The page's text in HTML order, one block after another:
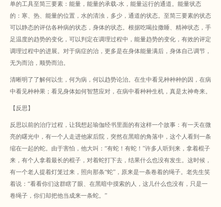
单的工具至简三要素：能量，能量的承载-水，能量运行的通道。能量状态
的：寒、热、能量的位置，水的清浊，多少，通道的状态。至简三要素的状态
可以静态的评估各种病的状态，身体的状态。根据吃喝拉撒睡、精神状态，手
足温度的趋势的变化，可以判定在调理过程中，能量趋势的变化，有效的评定
调理过程中的进展。对于病症的治，更多是在身体能量满后，身体自己调节，
无为而治，顺势而治。
清晰明了了解何以生，何为病，何以趋势论治。在生中看见种种种的因，在病
中看见种种果；看见身体如何智慧应对，在病中看种种生机，真是太神奇来。
【反思】
反思以前的治疗过程，让我想起瑜伽经书里面的有这样一个故事：有一天在微
亮的曙光中，有一个人走进他家后院，突然在黑暗的角落中，这个人看到一条
缩在一起的蛇。由于害怕，他大叫：“有蛇！有蛇！”许多人听到来，拿着棍子
来，有个人拿着最长的棍子，对着蛇打下去，结果什么也没有发生。这时候，
有一个老人提着灯笼过来，照向那条“蛇”，原来是一条卷着的绳子。老先生笑
着说：“看看你们这群瞎了眼、在黑暗中摸索的人，这儿什么也没有，只是一
卷绳子，你们却把他当成来一条蛇。”